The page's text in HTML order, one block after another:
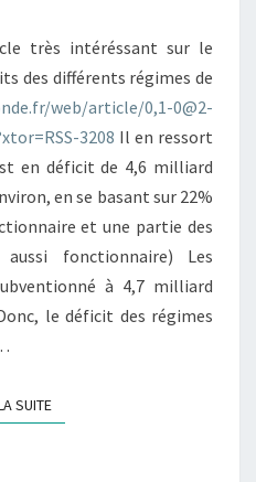
très intéréssant sur le
des différents régimes de
web/article/0,1-0@2-
3208 Il en ressort
en déficit de 4,6 milliard
en se basant sur 22%
et une partie des
fonctionnaire) Les
à 4,7 milliard
le déficit des régimes
SUITELIRE LA SUITE